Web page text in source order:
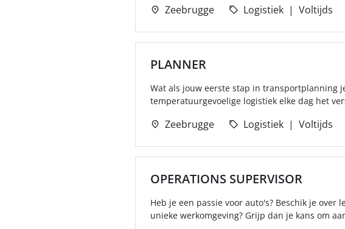
Zeebrugge Logistiek Voltijds
PLANNER
Wat als jouw eerste stap in transportplanning
temperatuurgevoelige logistiek elke dag het
Zeebrugge Logistiek Voltijds
OPERATIONS SUPERVISOR
Heb je een passie voor auto's? Beschik je
unieke werkomgeving? Grijp dan je kans om